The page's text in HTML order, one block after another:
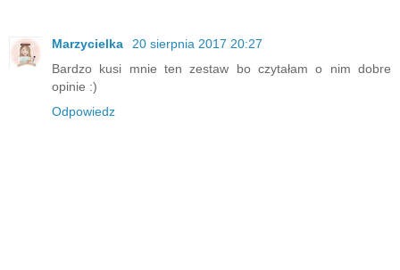
Marzycielka
20 sierpnia 2017 20:27
Bardzo kusi mnie ten zestaw bo czytałam o nim dobre
opinie :)
Odpowiedz